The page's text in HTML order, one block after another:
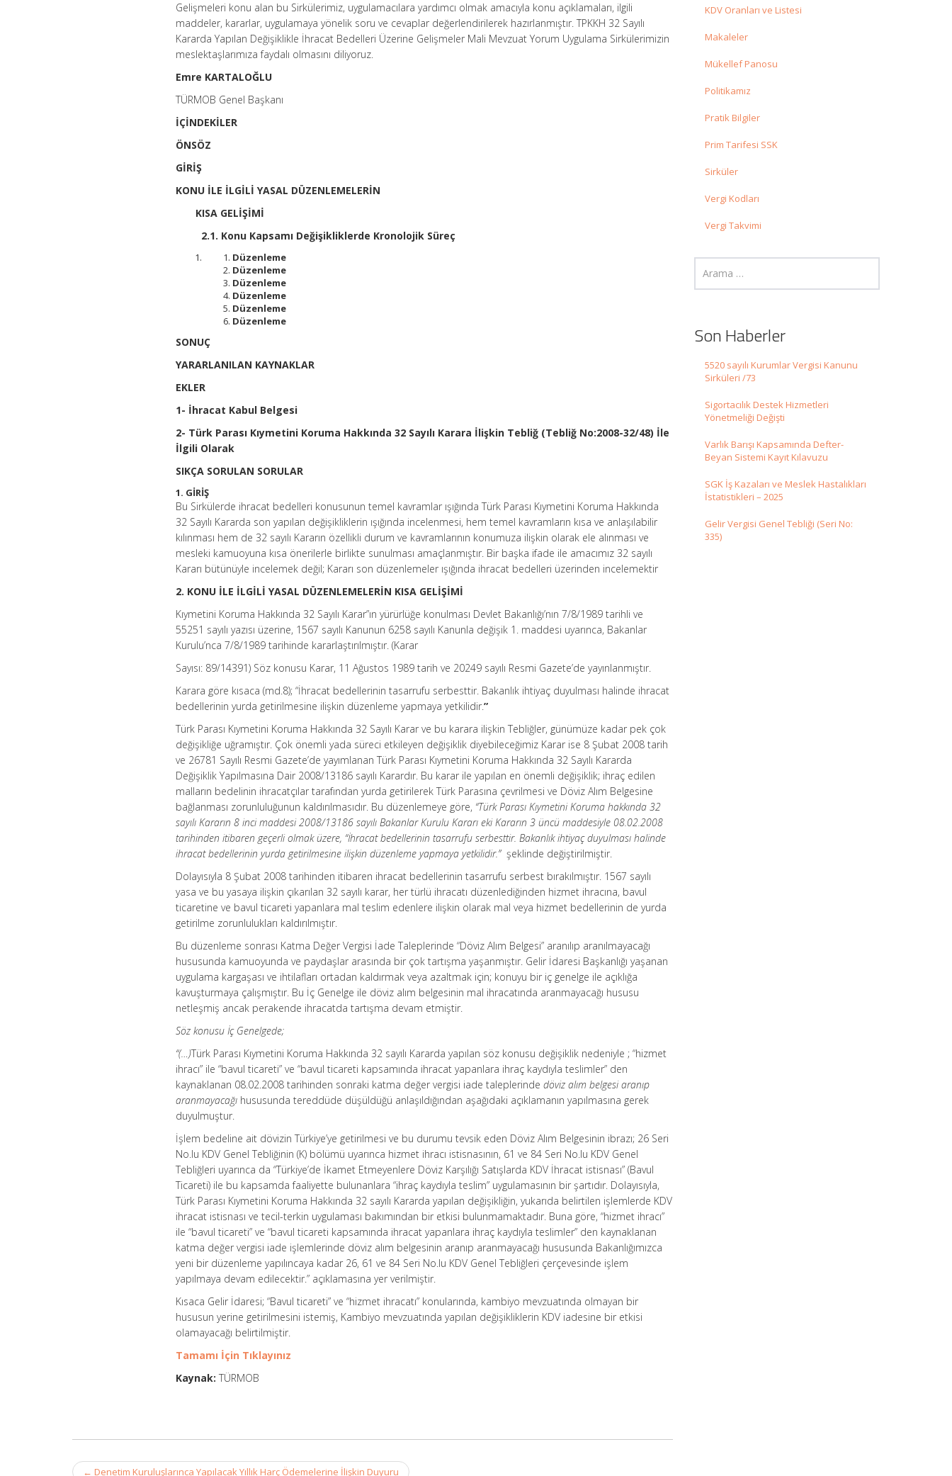
Gelişmeleri konu alan bu Sirkülerimiz, uygulamacılara yardımcı olmak amacıyla konu açıklamaları, ilgili
maddeler, kararlar, uygulamaya yönelik soru ve cevaplar değerlendirilerek hazırlanmıştır. TPKKH 32 Sayılı
Kararda Yapılan Değişiklikle İhracat Bedelleri Üzerine Gelişmeler Mali Mevzuat Yorum Uygulama Sirkülerimizin
meslektaşlarımıza faydalı olmasını diliyoruz.
Emre KARTALOĞLU
TÜRMOB Genel Başkanı
İÇİNDEKİLER
ÖNSÖZ
GİRİŞ
KONU İLE İLGİLİ YASAL DÜZENLEMELERİN
KISA GELİŞİMİ
2.1. Konu Kapsamı Değişikliklerde Kronolojik Süreç
Düzenleme
Düzenleme
Düzenleme
Düzenleme
Düzenleme
Düzenleme
SONUÇ
YARARLANILAN KAYNAKLAR
EKLER
1- İhracat Kabul Belgesi
2- Türk Parası Kıymetini Koruma Hakkında 32 Sayılı Karara İlişkin Tebliğ (Tebliğ No:2008-32/48) İle
İlgili Olarak
SIKÇA SORULAN SORULAR
1. GİRİŞ
Bu Sirkülerde ihracat bedelleri konusunun temel kavramlar ışığında Türk Parası Kıymetini Koruma Hakkında
32 Sayılı Kararda son yapılan değişikliklerin ışığında incelenmesi, hem temel kavramların kısa ve anlaşılabilir
kılınması hem de 32 sayılı Kararın özellikli durum ve kavramlarının konumuza ilişkin olarak ele alınması ve
mesleki kamuoyuna kısa önerilerle birlikte sunulması amaçlanmıştır. Bir başka ifade ile amacımız 32 sayılı
Kararı bütünüyle incelemek değil; Kararı son düzenlemeler ışığında ihracat bedelleri üzerinden incelemektir
2. KONU İLE İLGİLİ YASAL DÜZENLEMELERİN KISA GELİŞİMİ
Kıymetini Koruma Hakkında 32 Sayılı Karar”ın yürürlüğe konulması Devlet Bakanlığı’nın 7/8/1989 tarihli ve
55251 sayılı yazısı üzerine, 1567 sayılı Kanunun 6258 sayılı Kanunla değişik 1. maddesi uyarınca, Bakanlar
Kurulu’nca 7/8/1989 tarihinde kararlaştırılmıştır. (Karar
Sayısı: 89/14391) Söz konusu Karar, 11 Ağustos 1989 tarih ve 20249 sayılı Resmi Gazete’de yayınlanmıştır.
Karara göre kısaca (md.8); “İhracat bedellerinin tasarrufu serbesttir. Bakanlık ihtiyaç duyulması halinde ihracat
bedellerinin yurda getirilmesine ilişkin düzenleme yapmaya yetkilidir.”
Türk Parası Kıymetini Koruma Hakkında 32 Sayılı Karar ve bu karara ilişkin Tebliğler, günümüze kadar pek çok
değişikliğe uğramıştır. Çok önemli yada süreci etkileyen değişiklik diyebileceğimiz Karar ise 8 Şubat 2008 tarih
ve 26781 Sayılı Resmi Gazete’de yayımlanan Türk Parası Kıymetini Koruma Hakkında 32 Sayılı Kararda
Değişiklik Yapılmasına Dair 2008/13186 sayılı Karardır. Bu karar ile yapılan en önemli değişiklik; ihraç edilen
malların bedelinin ihracatçılar tarafından yurda getirilerek Türk Parasına çevrilmesi ve Döviz Alım Belgesine
bağlanması zorunluluğunun kaldırılmasıdır. Bu düzenlemeye göre, “Türk Parası Kıymetini Koruma hakkında 32
sayılı Kararın 8 inci maddesi 2008/13186 sayılı Bakanlar Kurulu Kararı eki Kararın 3 üncü maddesiyle 08.02.2008
tarihinden itibaren geçerli olmak üzere, “İhracat bedellerinin tasarrufu serbesttir. Bakanlık ihtiyaç duyulması halinde
ihracat bedellerinin yurda getirilmesine ilişkin düzenleme yapmaya yetkilidir.”şeklinde değiştirilmiştir.
Dolayısıyla 8 Şubat 2008 tarihinden itibaren ihracat bedellerinin tasarrufu serbest bırakılmıştır. 1567 sayılı
yasa ve bu yasaya ilişkin çıkarılan 32 sayılı karar, her türlü ihracatı düzenlediğinden hizmet ihracına, bavul
ticaretine ve bavul ticareti yapanlara mal teslim edenlere ilişkin olarak mal veya hizmet bedellerinin de yurda
getirilme zorunlulukları kaldırılmıştır.
Bu düzenleme sonrası Katma Değer Vergisi İade Taleplerinde “Döviz Alım Belgesi” aranılıp aranılmayacağı
hususunda kamuoyunda ve paydaşlar arasında bir çok tartışma yaşanmıştır. Gelir İdaresi Başkanlığı yaşanan
uygulama kargaşası ve ihtilafları ortadan kaldırmak veya azaltmak için; konuyu bir iç genelge ile açıklığa
kavuşturmaya çalışmıştır. Bu İç Genelge ile döviz alım belgesinin mal ihracatında aranmayacağı hususu
netleşmiş ancak perakende ihracatda tartışma devam etmiştir.
Söz konusu İç Genelgede;
“(…)Türk Parası Kıymetini Koruma Hakkında 32 sayılı Kararda yapılan söz konusu değişiklik nedeniyle ; “hizmet
ihracı” ile “bavul ticareti” ve “bavul ticareti kapsamında ihracat yapanlara ihraç kaydıyla teslimler” den
kaynaklanan 08.02.2008 tarihinden sonraki katma değer vergisi iade taleplerindedöviz alım belgesi aranıp
aranmayacağı hususunda tereddüde düşüldüğü anlaşıldığından aşağıdaki açıklamanın yapılmasına gerek
duyulmuştur.
İşlem bedeline ait dövizin Türkiye’ye getirilmesi ve bu durumu tevsik eden Döviz Alım Belgesinin ibrazı; 26 Seri
No.lu KDV Genel Tebliğinin (K) bölümü uyarınca hizmet ihracı istisnasının, 61 ve 84 Seri No.lu KDV Genel
Tebliğleri uyarınca da “Türkiye’de İkamet Etmeyenlere Döviz Karşılığı Satışlarda KDV İhracat istisnası” (Bavul
Ticareti) ile bu kapsamda faaliyette bulunanlara “ihraç kaydıyla teslim” uygulamasının bir şartıdır. Dolayısıyla,
Türk Parası Kıymetini Koruma Hakkında 32 sayılı Kararda yapılan değişikliğin, yukarıda belirtilen işlemlerde KDV
ihracat istisnası ve tecil-terkin uygulaması bakımından bir etkisi bulunmamaktadır. Buna göre, “hizmet ihracı”
ile “bavul ticareti” ve “bavul ticareti kapsamında ihracat yapanlara ihraç kaydıyla teslimler” den kaynaklanan
katma değer vergisi iade işlemlerinde döviz alım belgesinin aranıp aranmayacağı hususunda Bakanlığımızca
yeni bir düzenleme yapılıncaya kadar 26, 61 ve 84 Seri No.lu KDV Genel Tebliğleri çerçevesinde işlem
yapılmaya devam edilecektir.” açıklamasına yer verilmiştir.
Kısaca Gelir İdaresi; “Bavul ticareti” ve “hizmet ihracatı” konularında, kambiyo mevzuatında olmayan bir
hususun yerine getirilmesini istemiş, Kambiyo mevzuatında yapılan değişikliklerin KDV iadesine bir etkisi
olamayacağı belirtilmiştir.
Tamamı İçin Tıklayınız
Kaynak: TÜRMOB
Post
← Denetim Kuruluşlarınca Yapılacak Yıllık Harç Ödemelerine İlişkin Duyuru
KDV Oranları ve Listesi
Makaleler
Mükellef Panosu
Politikamız
Pratik Bilgiler
Prim Tarifesi SSK
Sirküler
Vergi Kodları
Vergi Takvimi
Son Haberler
5520 sayılı Kurumlar Vergisi Kanunu
Sirküleri /73
Sigortacılık Destek Hizmetleri
Yönetmeliği Değişti
Varlık Barışı Kapsamında Defter-
Beyan Sistemi Kayıt Kılavuzu
SGK İş Kazaları ve Meslek Hastalıkları
İstatistikleri – 2025
Gelir Vergisi Genel Tebliği (Seri No:
335)